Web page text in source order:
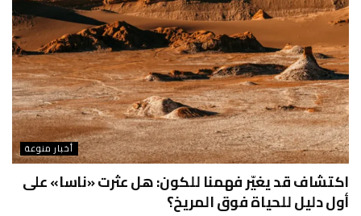
أخبار منوعة
اكتشاف قد يغيّر فهمنا للكون: هل عثرت «ناسا» على
أول دليل للحياة فوق المريخ؟